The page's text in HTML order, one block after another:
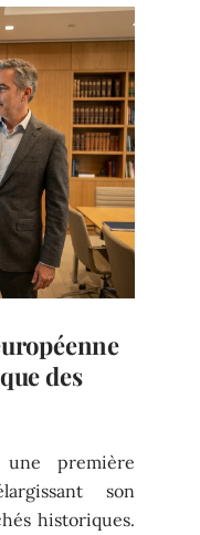
des
première
son
historiques.